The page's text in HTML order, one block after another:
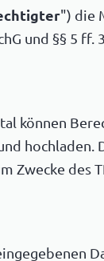
") die
und §§ 5
können
hochladen.
Zwecke des